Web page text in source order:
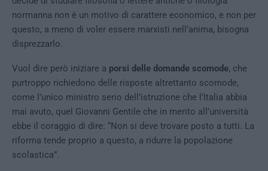
normanna non è un motivo di carattere economico, e non per
questo, a meno di voler essere marxisti nell’anima, bisogna
disprezzarlo.
Vuol dire però iniziare a porsi delle domande scomode, che
purtroppo richiedono delle risposte altrettanto scomode,
come l’unico ministro serio dell’istruzione che l’Italia abbia
mai avuto, quel Giovanni Gentile che in merito all’università
ebbe il coraggio di dire: “Non si deve trovare posto a tutti. La
riforma tende proprio a questo, a ridurre la popolazione
scolastica”.